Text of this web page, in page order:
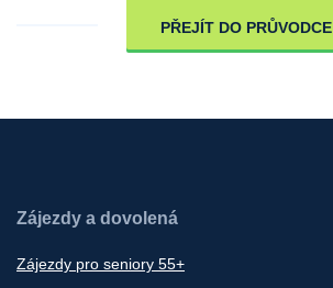
PŘEJÍT DO PRŮVODCE
Zájezdy a dovolená
Zájezdy pro seniory 55+